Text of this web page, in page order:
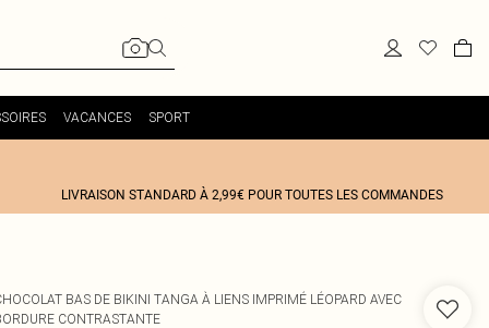
VACANCES SPORT
LIVRAISON STANDARD À 2,99€ POUR TOUTES LES COMMANDES
BAS DE BIKINI TANGA À LIENS IMPRIMÉ LÉOPARD AVEC
CONTRASTANTE